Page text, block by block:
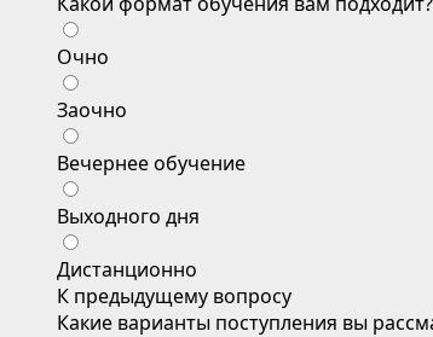
Очно
Заочно
Вечернее обучение
Выходного дня
Дистанционно
К предыдущему вопросу
Какие варианты поступления вы